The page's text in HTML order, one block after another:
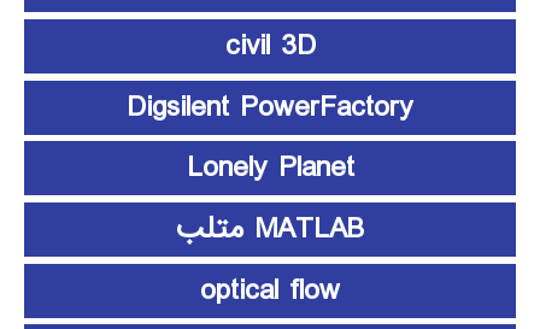
civil 3D
Digsilent PowerFactory
Lonely Planet
MATLAB متلب
optical flow